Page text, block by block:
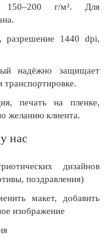
г/м². Для
разрешение 1440 dpi,
надёжно защищает
транспортировке.
печать на пленке,
желанию клиента.
нас
дизайнов
поздравления)
макет, добавить
изображение